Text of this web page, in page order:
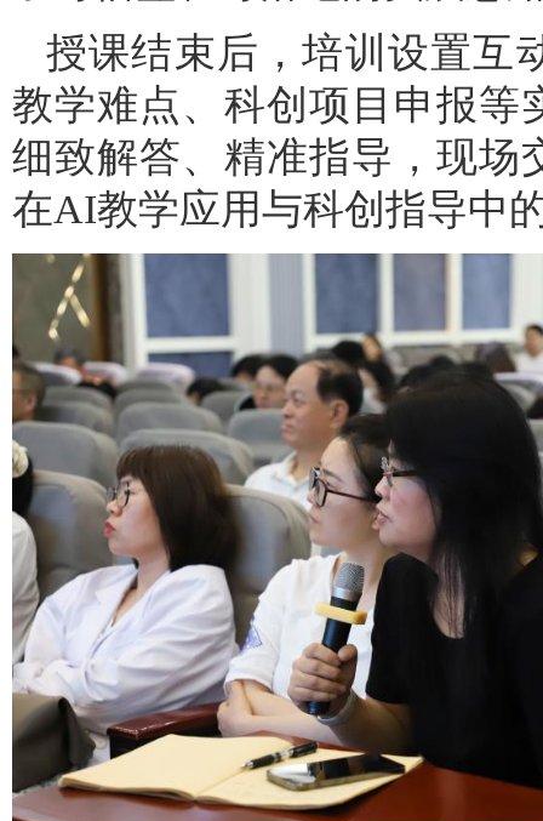
授课结束后，培训设置互
教学难点、科创项目申报等
细致解答、精准指导，现场
在AI教学应用与科创指导中